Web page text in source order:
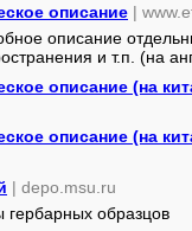
описание |
описание
и т.п. (на
описание (на
описание (на
| depo.msu.ru
гербарных образцов